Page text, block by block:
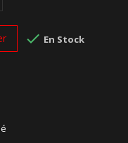
 En Stock